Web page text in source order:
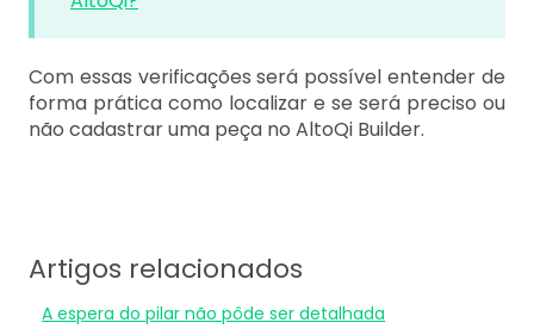
Com essas verificações será possível entender de
forma prática como localizar e se será preciso ou
não cadastrar uma peça no AltoQi Builder.
Artigos relacionados
A espera do pilar não pôde ser detalhada